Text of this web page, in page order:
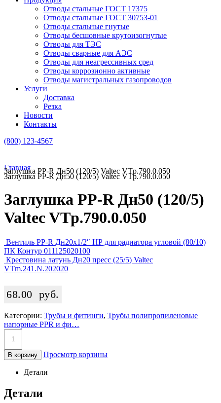
Отводы стальные ГОСТ 17375
Отводы стальные ГОСТ 30753-01
Отводы стальные гнутые
Отводы бесшовные крутоизогнутые
Отводы для ТЭС
Отводы сварные для АЭС
Отводы для неагрессивных сред
Отводы коррозионно активные
Отводы магистральных газопроводов
Услуги
Доставка
Резка
Новости
Контакты
(800) 123-4567
Главная
Заглушка PP-R Дн50 (120/5) Valtec VTp.790.0.050
Заглушка PP-R Дн50 (120/5) Valtec VTp.790.0.050
Заглушка PP-R Дн50 (120/5)
Valtec VTp.790.0.050
Вентиль PP-R Дн20х1/2″ НР для радиатора угловой (80/10)
ПК Контур 011125020100
Крестовина латунь Дн20 пресс (25/5) Valtec
VTm.241.N.202020
68.00 руб.
Категории: Трубы и фитинги, Трубы полипропиленовые
напорные PPR и фи…
В корзину Просмотр корзины
Детали
Детали